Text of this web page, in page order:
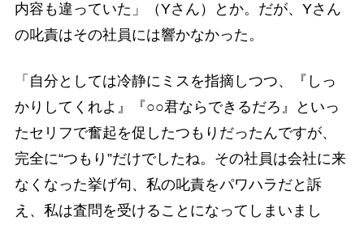
内容も違っていた」（Yさん）とか。だが、Yさん
の叱責はその社員には響かなかった。
「自分としては冷静にミスを指摘しつつ、『しっ
かりしてくれよ』『○○君ならできるだろ』といっ
たセリフで奮起を促したつもりだったんですが、
完全に“つもり”だけでしたね。その社員は会社に来
なくなった挙げ句、私の叱責をパワハラだと訴
え、私は査問を受けることになってしまいまし